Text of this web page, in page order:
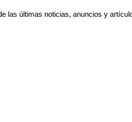
las últimas noticias, anuncios y